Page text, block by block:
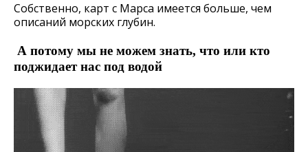
Собственно, карт с Марса имеется больше, чем
описаний морских глубин.
А потому мы не можем знать, что или кто
поджидает нас под водой